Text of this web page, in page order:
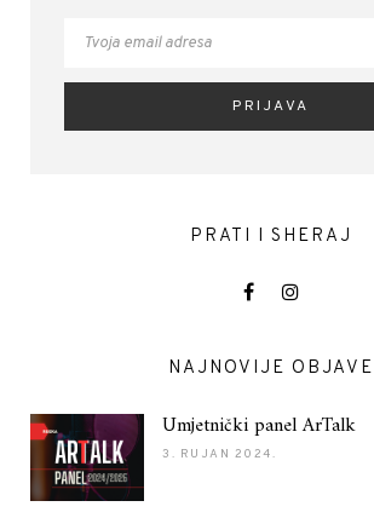
PRATI I SHERAJ
NAJNOVIJE OBJAVE
Umjetnički panel ArTalk
3. RUJAN 2024.